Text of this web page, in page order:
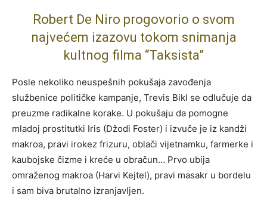
Robert De Niro progovorio o svom
najvećem izazovu tokom snimanja
kultnog filma “Taksista”
Posle nekoliko neuspešnih pokušaja zavođenja
službenice političke kampanje, Trevis Bikl se odlučuje da
preuzme radikalne korake. U pokušaju da pomogne
mladoj prostitutki Iris (Džodi Foster) i izvuče je iz kandži
makroa, pravi irokez frizuru, oblači vijetnamku, farmerke i
kaubojske čizme i kreće u obračun… Prvo ubija
omraženog makroa (Harvi Kejtel), pravi masakr u bordelu
i sam biva brutalno izranjavljen.